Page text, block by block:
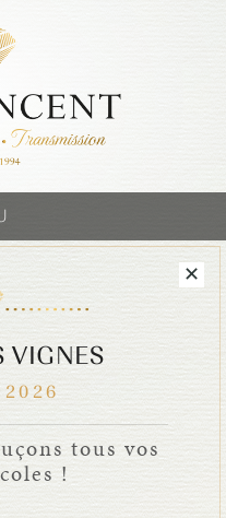
VIGNES
2026
tous vos
!